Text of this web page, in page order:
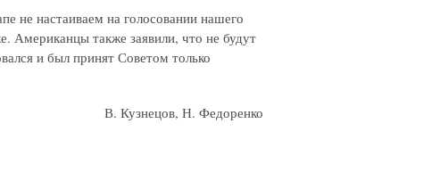
не настаиваем на голосовании нашего
Американцы также заявили, что не будут
и был принят Советом только
В. Кузнецов, Н. Федоренко